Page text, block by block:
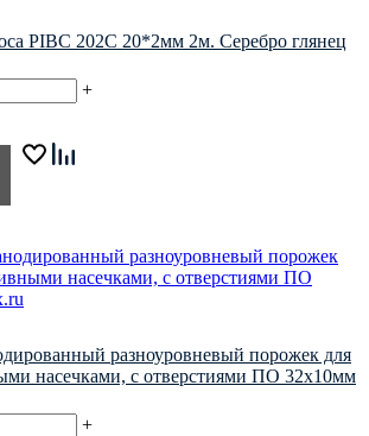
PIBC 202C 20*2мм 2м. Серебро глянец
+
разноуровневый порожек для
насечками, с отверстиями ПО 32х10мм
+